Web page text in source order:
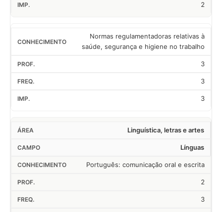
2
Normas regulamentadoras relativas à
saúde, segurança e higiene no trabalho
3
3
3
Linguística, letras e artes
Línguas
Português: comunicação oral e escrita
2
3